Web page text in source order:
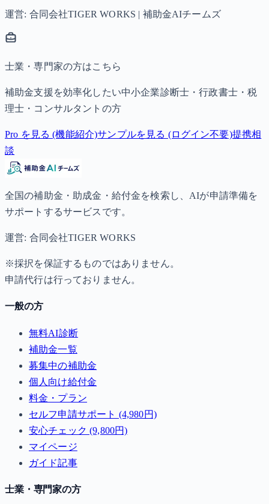
運営: 合同会社TIGER WORKS | 補助金AIチームズ
士業・専門家の方はこちら
補助金支援を効率化したい中小企業診断士・行政書士・税
理士・コンサルタントの方
Pro を見る (機能紹介)サンプルを見る (ログイン不要)提携相
談
全国の補助金・助成金・給付金を検索し、AIが申請準備を
サポートするサービスです。
運営: 合同会社TIGER WORKS
※採択を保証するものではありません。
申請代行は行っておりません。
一般の方
無料AI診断
補助金一覧
募集中の補助金
個人向け給付金
料金・プラン
セルフ申請サポート (4,980円)
安心チェック (9,800円)
マイページ
ガイド記事
士業・専門家の方